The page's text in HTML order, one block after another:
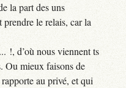
la part des uns
prendre le relais, car la
!, d’où nous viennent ts
Ou mieux faisons de
au privé, et qui